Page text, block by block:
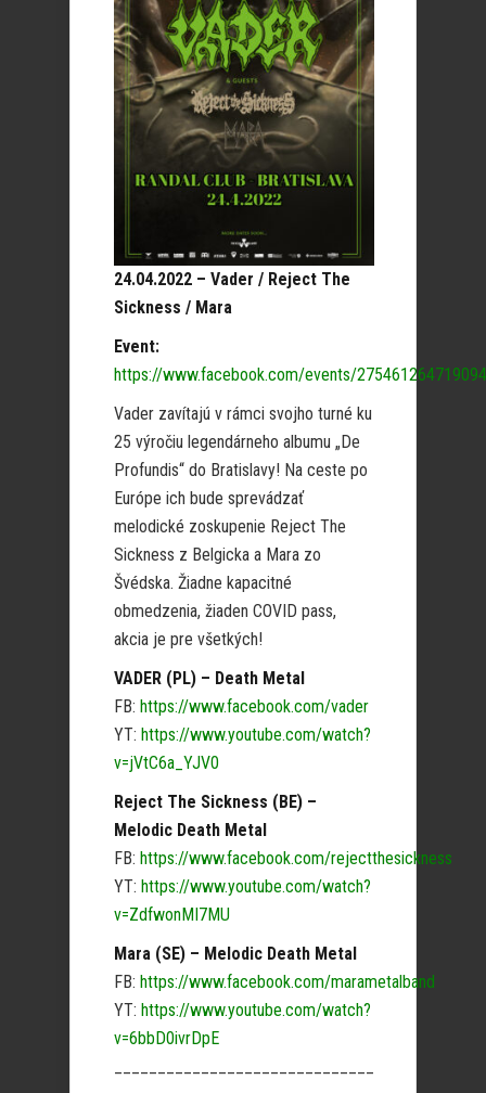
24.04.2022 – Vader / Reject The
Sickness / Mara
Event:
https://www.facebook.com/events/
Vader zavítajú v rámci svojho turné ku
25 výročiu legendárneho albumu „De
Profundis“ do Bratislavy! Na ceste po
Európe ich bude sprevádzať
melodické zoskupenie Reject The
Sickness z Belgicka a Mara zo
Švédska. Žiadne kapacitné
obmedzenia, žiaden COVID pass,
akcia je pre všetkých!
VADER (PL) – Death Metal
FB: https://www.facebook.com/vader
YT: https://www.youtube.com/watch?
v=jVtC6a_YJV0
Reject The Sickness (BE) –
Melodic Death Metal
FB: https://www.facebook.com/rejectthesickness
YT: https://www.youtube.com/watch?
v=ZdfwonMI7MU
Mara (SE) – Melodic Death Metal
FB: https://www.facebook.com/marametalband
YT: https://www.youtube.com/watch?
v=6bbD0ivrDpE